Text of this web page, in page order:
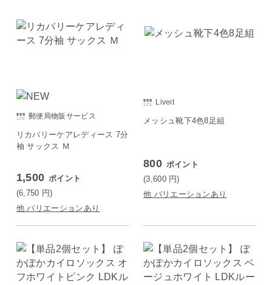
郵便局物販サービス
リカバリーケアレディース 7分
袖 サックス Ｍ
1,500 ポイント
(6,750 円)
他 バリエーションあり
Liveit
メッシュ靴下4色8足組
800 ポイント
(3,600 円)
他 バリエーションあり